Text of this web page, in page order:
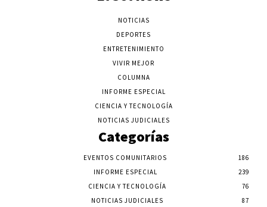
NOTICIAS
DEPORTES
ENTRETENIMIENTO
VIVIR MEJOR
COLUMNA
INFORME ESPECIAL
CIENCIA Y TECNOLOGÍA
NOTICIAS JUDICIALES
Categorías
EVENTOS COMUNITARIOS
186
INFORME ESPECIAL
239
CIENCIA Y TECNOLOGÍA
76
NOTICIAS JUDICIALES
87